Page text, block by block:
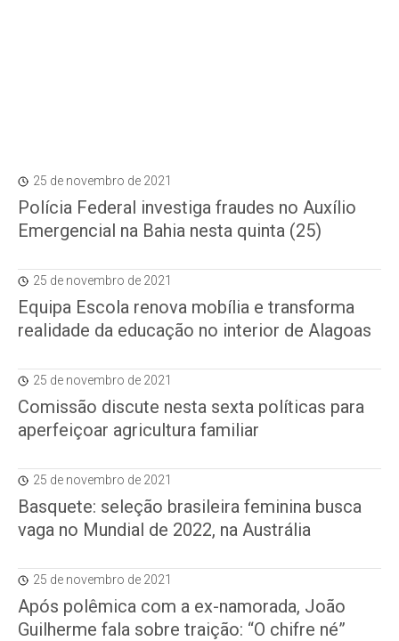
25 de novembro de 2021
Polícia Federal investiga fraudes no Auxílio
Emergencial na Bahia nesta quinta (25)
25 de novembro de 2021
Equipa Escola renova mobília e transforma
realidade da educação no interior de Alagoas
25 de novembro de 2021
Comissão discute nesta sexta políticas para
aperfeiçoar agricultura familiar
25 de novembro de 2021
Basquete: seleção brasileira feminina busca
vaga no Mundial de 2022, na Austrália
25 de novembro de 2021
Após polêmica com a ex-namorada, João
Guilherme fala sobre traição: “O chifre né”